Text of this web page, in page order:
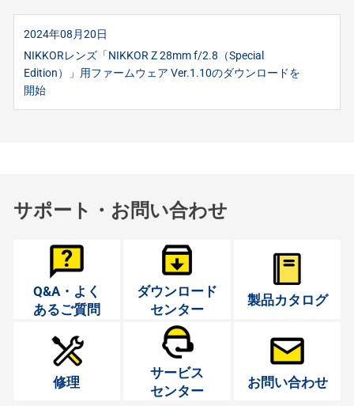
2024年08月20日
NIKKORレンズ「NIKKOR Z 28mm f/2.8（Special
Edition）」用ファームウェア Ver.1.10のダウンロードを
開始
サポート・お問い合わせ
Q&A・よく
あるご質問
ダウンロード
センター
製品カタログ
修理
サービス
センター
お問い合わせ